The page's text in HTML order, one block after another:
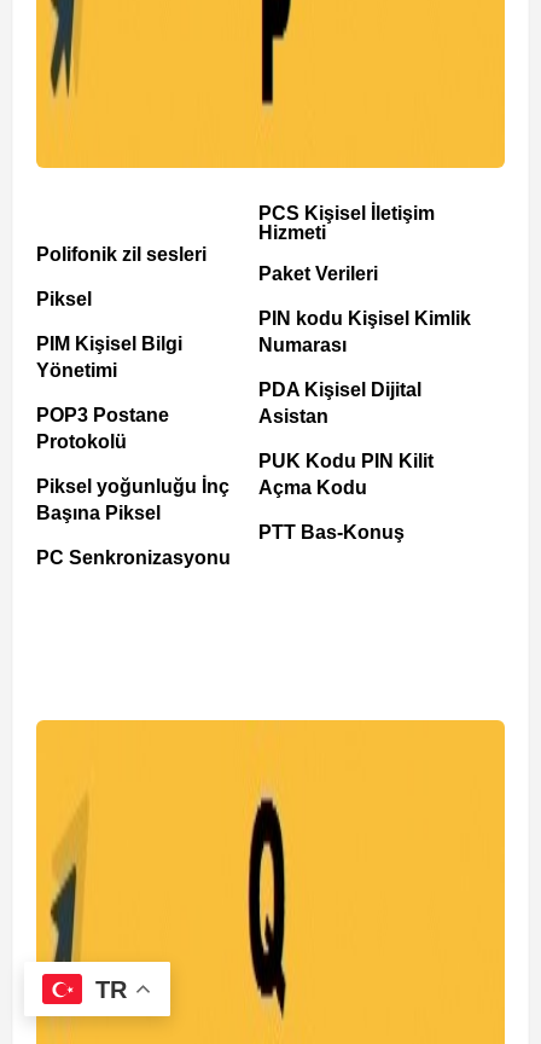
Polifonik zil sesleri
Piksel
PIM Kişisel Bilgi
Yönetimi
POP3 Postane
Protokolü
Piksel yoğunluğu İnç
Başına Piksel
PC Senkronizasyonu
PCS Kişisel İletişim
Hizmeti
Paket Verileri
PIN kodu Kişisel Kimlik
Numarası
PDA Kişisel Dijital
Asistan
PUK Kodu PIN Kilit
Açma Kodu
PTT Bas-Konuş
TR